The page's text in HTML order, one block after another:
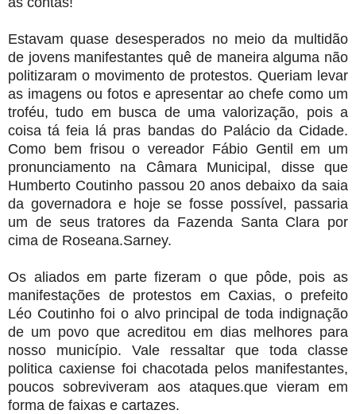
Estavam quase desesperados no meio da multidão
de jovens manifestantes quê de maneira alguma não
politizaram o movimento de protestos. Queriam levar
as imagens ou fotos e apresentar ao chefe como um
troféu, tudo em busca de uma valorização, pois a
coisa tá feia lá pras bandas do Palácio da Cidade.
Como bem frisou o vereador Fábio Gentil em um
pronunciamento na Câmara Municipal, disse que
Humberto Coutinho passou 20 anos debaixo da saia
da governadora e hoje se fosse possível, passaria
um de seus tratores da Fazenda Santa Clara por
cima de Roseana.Sarney.
Os aliados em parte fizeram o que pôde, pois as
manifestações de protestos em Caxias, o prefeito
Léo Coutinho foi o alvo principal de toda indignação
de um povo que acreditou em dias melhores para
nosso município. Vale ressaltar que toda classe
politica caxiense foi chacotada pelos manifestantes,
poucos sobreviveram aos ataques.que vieram em
forma de faixas e cartazes.